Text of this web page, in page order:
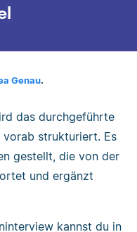
Genau.
das durchgeführte
vorab strukturiert. Es
gestellt, die von der
und ergänzt
kannst du in